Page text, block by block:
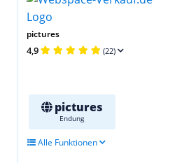
pictures
4,9 (22)
pictures
Endung
Alle Funktionen